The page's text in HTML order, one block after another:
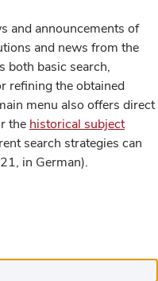
and announcements of
and news from the
both basic search,
refining the obtained
menu also offers direct
the historical subject
search strategies can
in German).